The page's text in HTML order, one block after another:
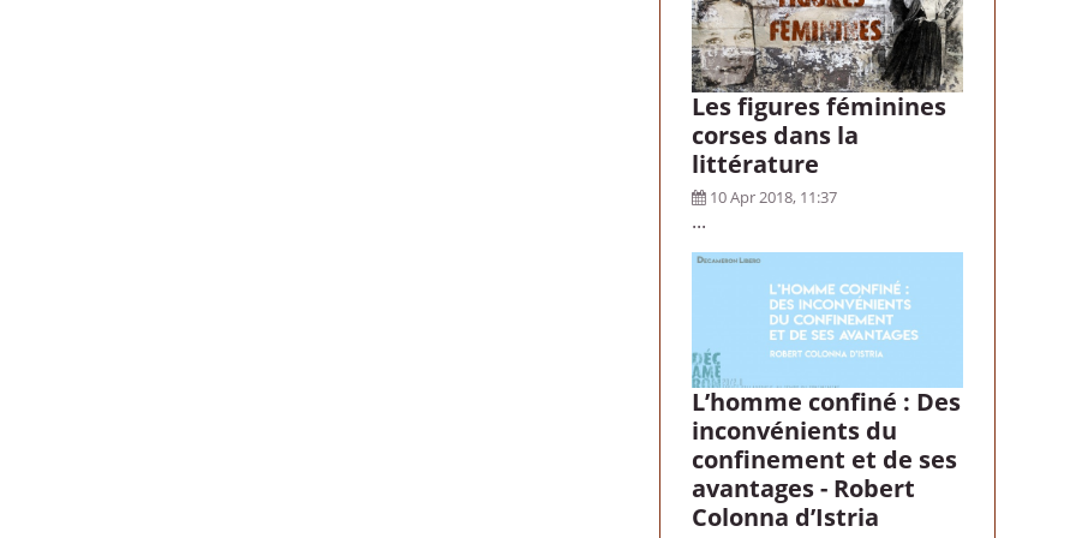
Les figures féminines
corses dans la
littérature
10 Apr 2018, 11:37
...
L’homme confiné : Des
inconvénients du
confinement et de ses
avantages - Robert
Colonna d’Istria